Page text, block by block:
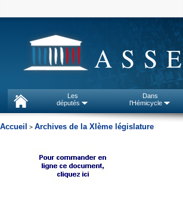
Les
députés
Dans
l'Hémicycle
Accueil > Archives de la XIème législature